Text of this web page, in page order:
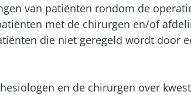
van patiënten rondom de
met de chirurgen en/of
die niet geregeld wordt door
en de chirurgen over